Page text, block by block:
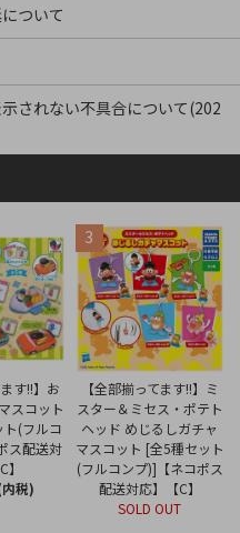
ついて
されない不具合について(202
す!!】お
スコット
(フルコ
ス配送対
税)
3
【全部揃ってます!!】ミ
スター＆ミセス・ポテト
ヘッド めじるしガチャ
マスコット [全5種セット
(フルコンプ)]【ネコポス
配送対応】【C】
SOLD OUT